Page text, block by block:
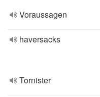
Voraussagen
haversacks
Tornister